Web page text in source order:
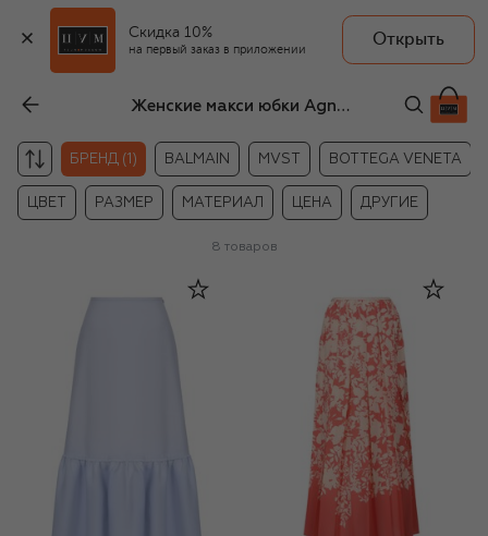
Скидка 10%
на первый заказ в приложении
Открыть
Женские макси юбки Agnona
БРЕНД (1) BALMAIN MVST BOTTEGA VENETA
ЦВЕТ РАЗМЕР МАТЕРИАЛ ЦЕНА ДРУГИЕ
8 товаров